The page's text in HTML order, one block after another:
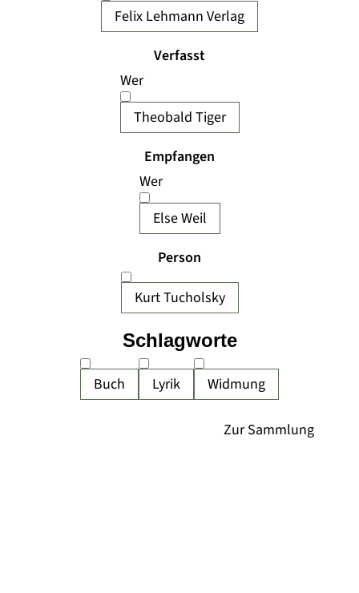
Felix Lehmann Verlag
Verfasst
Wer
Theobald Tiger
Empfangen
Wer
Else Weil
Person
Kurt Tucholsky
Buch Lyrik Widmung
Schlagworte